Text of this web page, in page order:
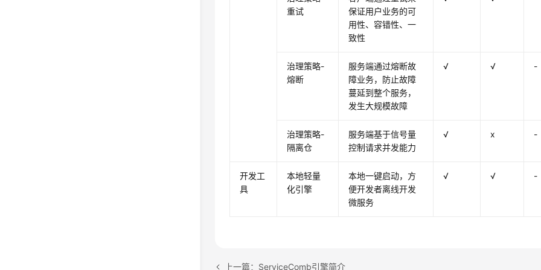
重试
保证用户业务的可
用性、容错性、一
致性
治理策略-
熔断
服务端通过熔断故
障业务，防止故障
蔓延到整个服务，
发生大规模故障
√ √ -
治理策略-
隔离仓
服务端基于信号量
控制请求并发能力
√ x -
开发工
具
本地轻量
化引擎
本地一键启动，方
便开发者离线开发
微服务
√ √ -
上一篇：ServiceComb引擎简介